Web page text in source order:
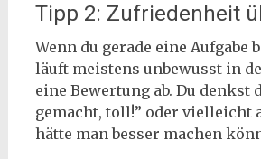
Tipp 2: Zufriedenheit
Wenn du gerade eine Aufgabe
läuft meistens unbewusst in
eine Bewertung ab. Du denkst
gemacht, toll!” oder vielleicht
hätte man besser machen